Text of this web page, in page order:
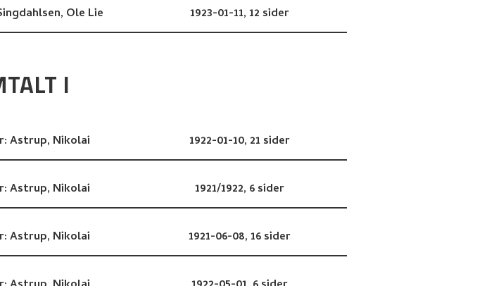
Ole Lie 1923-01-11,12 sider
I
Astrup, Nikolai 1922-01-10, 21 sider
Astrup, Nikolai 1921/1922, 6 sider
Astrup, Nikolai 1921-06-08,16 sider